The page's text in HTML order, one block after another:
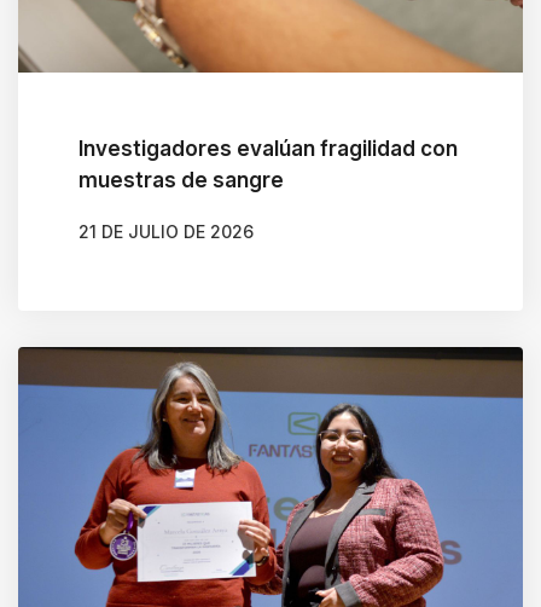
Investigadores evalúan fragilidad con
muestras de sangre
21 DE JULIO DE 2026